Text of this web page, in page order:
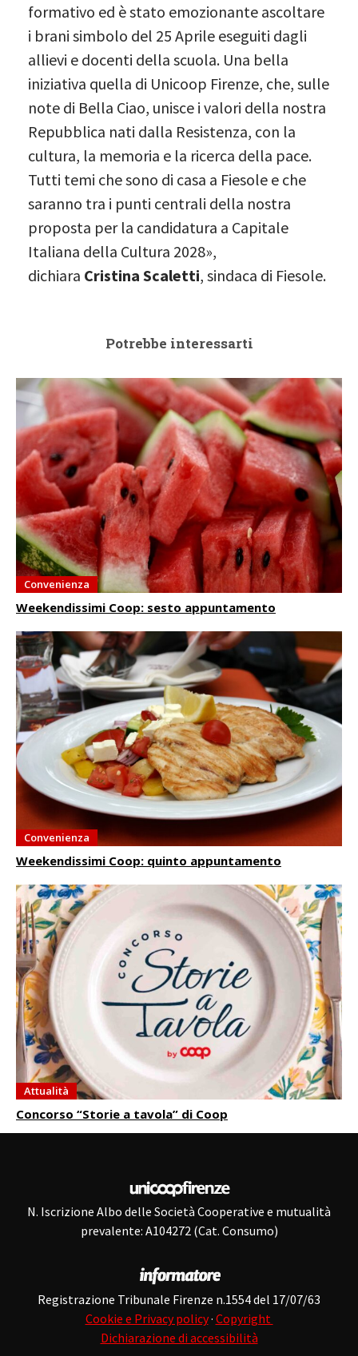
formativo ed è stato emozionante ascoltare
i brani simbolo del 25 Aprile eseguiti dagli
allievi e docenti della scuola. Una bella
iniziativa quella di Unicoop Firenze, che, sulle
note di Bella Ciao, unisce i valori della nostra
Repubblica nati dalla Resistenza, con la
cultura, la memoria e la ricerca della pace.
Tutti temi che sono di casa a Fiesole e che
saranno tra i punti centrali della nostra
proposta per la candidatura a Capitale
Italiana della Cultura 2028»,
dichiara Cristina Scaletti, sindaca di Fiesole.
Potrebbe interessarti
Convenienza
Weekendissimi Coop: sesto appuntamento
Convenienza
Weekendissimi Coop: quinto appuntamento
Attualità
Concorso “Storie a tavola” di Coop
N. Iscrizione Albo delle Società Cooperative e mutualità
prevalente: A104272 (Cat. Consumo)
Registrazione Tribunale Firenze n.1554 del 17/07/63
Cookie e Privacy policy· Copyright
Dichiarazione di accessibilità